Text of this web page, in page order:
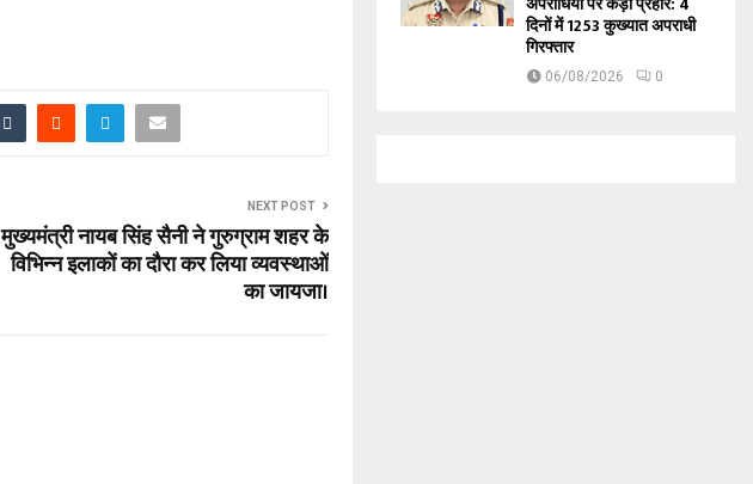
NEXT POST
मुख्यमंत्री नायब सिंह सैनी ने गुरुग्राम शहर के
विभिन्न इलाकों का दौरा कर लिया व्यवस्थाओं
का जायजा।
दिनों में 1253 कुख्यात अपराधी
गिरफ्तार
06/08/2026 0